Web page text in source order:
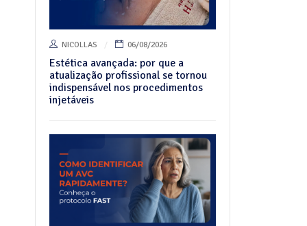
NICOLLAS 06/08/2026
Estética avançada: por que a
atualização profissional se tornou
indispensável nos procedimentos
injetáveis